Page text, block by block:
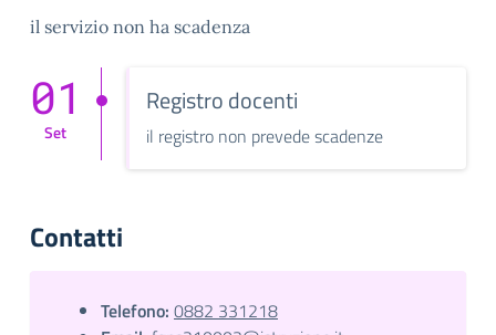
il servizio non ha scadenza
01
Set
Registro docenti
il registro non prevede scadenze
Contatti
Telefono: 0882 331218